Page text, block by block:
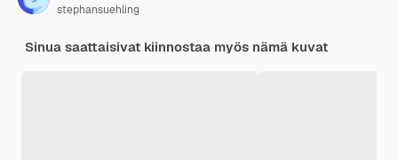
stephansuehling
Sinua saattaisivat kiinnostaa myös nämä kuvat